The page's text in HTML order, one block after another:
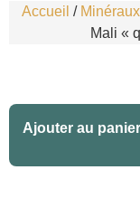
Accueil / Minéraux
Mali «
Ajouter au panier